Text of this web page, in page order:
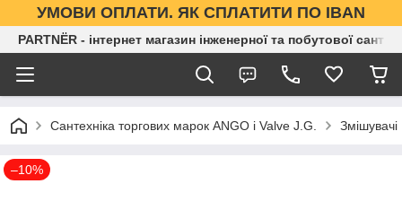
УМОВИ ОПЛАТИ. ЯК СПЛАТИТИ ПО IBAN
PARTNЁR - інтернет магазин інженерної та побутової
Сантехніка торгових марок ANGO і Valve J.G. Змішувачі
–10%